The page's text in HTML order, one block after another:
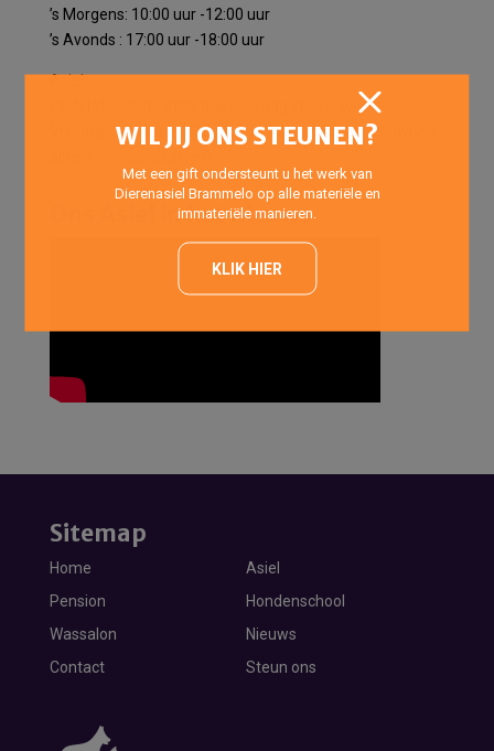
’s Morgens: 10:00 uur -12:00 uur
’s Avonds : 17:00 uur -18:00 uur
Asiel
Op telefonische afspraak elke dag van de week.
Vrijdags: 14:00 uur – 20:00 uur (Inloopmiddag- en avond
Ons Asiel in het nieuws
WIL JIJ ONS STEUNEN?
Met een gift ondersteunt u het werk van
Dierenasiel Brammelo op alle materiële en
immateriële manieren.
KLIK HIER
Sitemap
Home
Asiel
Pension
Hondenschool
Wassalon
Nieuws
Contact
Steun ons